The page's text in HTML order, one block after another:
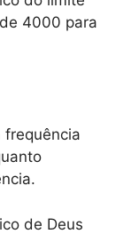
4000 para
frequência
de Deus